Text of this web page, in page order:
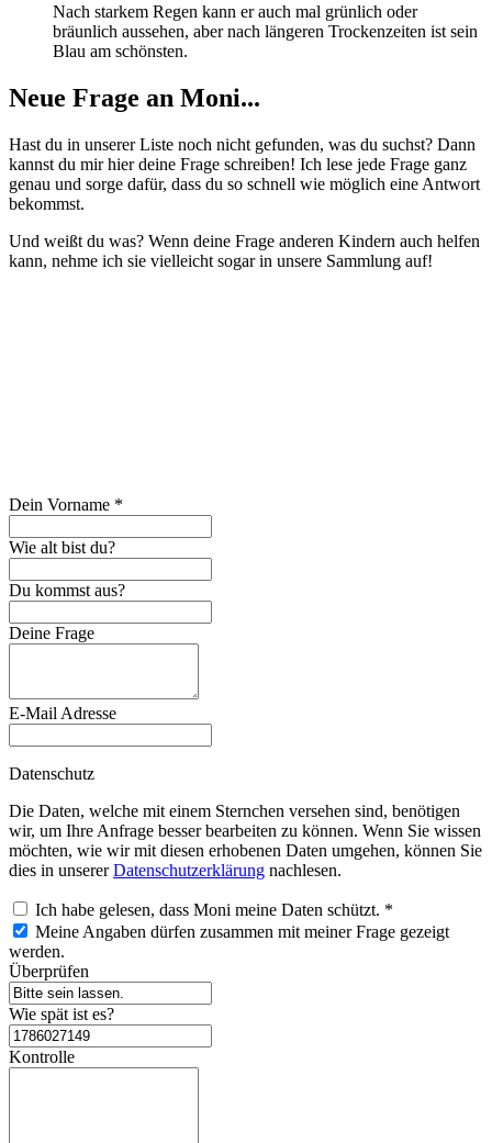
Nach starkem Regen kann er auch mal grünlich oder
bräunlich aussehen, aber nach längeren Trockenzeiten ist sein
Blau am schönsten.
Neue Frage an Moni...
Hast du in unserer Liste noch nicht gefunden, was du suchst? Dann
kannst du mir hier deine Frage schreiben! Ich lese jede Frage ganz
genau und sorge dafür, dass du so schnell wie möglich eine Antwort
bekommst.
Und weißt du was? Wenn deine Frage anderen Kindern auch helfen
kann, nehme ich sie vielleicht sogar in unsere Sammlung auf!
Dein Vorname *
Wie alt bist du?
Du kommst aus?
Deine Frage
E-Mail Adresse
Datenschutz
Die Daten, welche mit einem Sternchen versehen sind, benötigen
wir, um Ihre Anfrage besser bearbeiten zu können. Wenn Sie wissen
möchten, wie wir mit diesen erhobenen Daten umgehen, können Sie
dies in unsererDatenschutzerklärung nachlesen.
Ich habe gelesen, dass Moni meine Daten schützt. *
Meine Angaben dürfen zusammen mit meiner Frage gezeigt
werden.
Überprüfen
Wie spät ist es?
Kontrolle